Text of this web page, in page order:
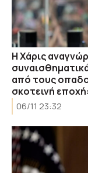
Η Χάρις
από τους
σκοτεινή
06/11 23:32